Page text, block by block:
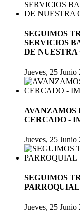
SEGUIMOS
SERVICIOS
DE NUESTRA
Jueves, 25 Junio
CERCADO -
Jueves, 25 Junio
SEGUIMOS
PARROQUIAL
Jueves, 25 Junio